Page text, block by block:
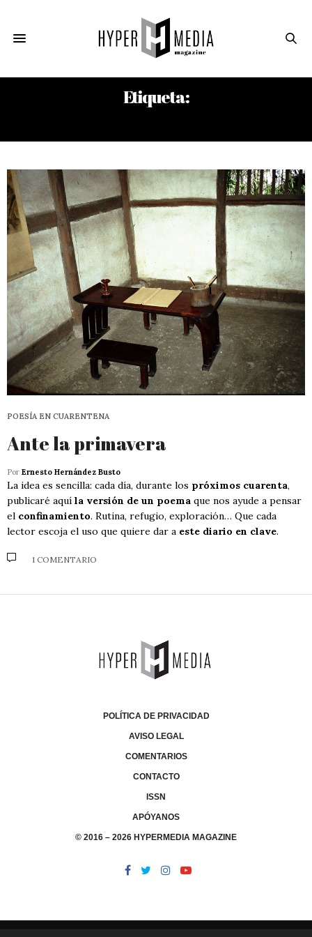
Etiqueta:
POESÍA EN CUARENTENA
Ante la primavera
Por Ernesto Hernández Busto
La idea es sencilla: cada día, durante los próximos cuarenta,
publicaré aquí la versión de un poema que nos ayude a pensar
el confinamiento. Rutina, refugio, exploración… Que cada
lector escoja el uso que quiere dar a este diario en clave.
1 COMENTARIO
POLÍTICA DE PRIVACIDAD
AVISO LEGAL
COMENTARIOS
CONTACTO
ISSN
APÓYANOS
© 2016 – 2026 HYPERMEDIA MAGAZINE